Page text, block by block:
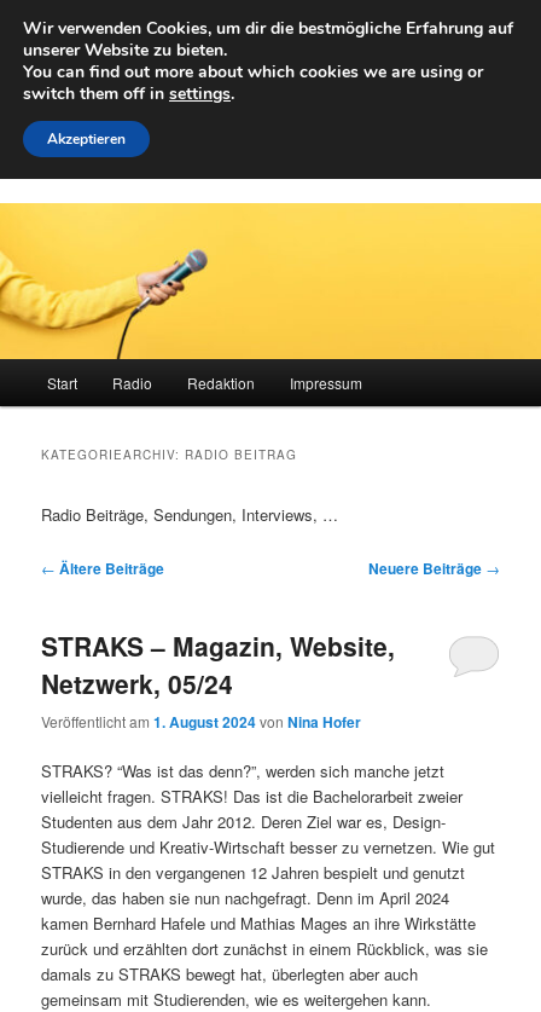
primären
Inhalt
springen
sekundären
Inhalt
springenAchwelle
Campus Medien der Fachhochschule Vorarlberg
Start Radio Redaktion Impressum
KATEGORIEARCHIV: RADIO BEITRAG
Radio Beiträge, Sendungen, Interviews, …
Beitragsnavigation
← Ältere Beiträge Neuere Beiträge →
STRAKS – Magazin, Website,
Netzwerk, 05/24
Veröffentlicht am1. August 2024vonNina Hofer
STRAKS? “Was ist das denn?”, werden sich manche jetzt
vielleicht fragen. STRAKS! Das ist die Bachelorarbeit zweier
Studenten aus dem Jahr 2012. Deren Ziel war es, Design-
Studierende und Kreativ-Wirtschaft besser zu vernetzen. Wie gut
STRAKS in den vergangenen 12 Jahren bespielt und genutzt
wurde, das haben sie nun nachgefragt. Denn im April 2024
kamen Bernhard Hafele und Mathias Mages an ihre Wirkstätte
zurück und erzählten dort zunächst in einem Rückblick, was sie
damals zu STRAKS bewegt hat, überlegten aber auch
gemeinsam mit Studierenden, wie es weitergehen kann.
Wir verwenden Cookies, um dir die bestmögliche Erfahrung auf
unserer Website zu bieten.
You can find out more about which cookies we are using or
switch them off in settings.
Akzeptieren